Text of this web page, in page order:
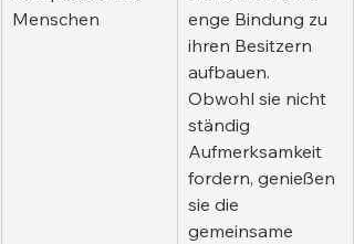
Menschen
enge Bindung zu
ihren Besitzern
aufbauen.
Obwohl sie nicht
ständig
Aufmerksamkeit
fordern, genießen
sie die
gemeinsame